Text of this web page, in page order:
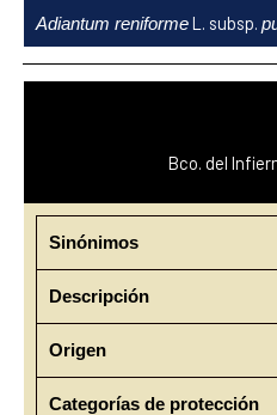
contenido
Adiantum reniformeL. subsp.
Bco. del
Sinónimos
Descripción
Origen
Categorías de protección